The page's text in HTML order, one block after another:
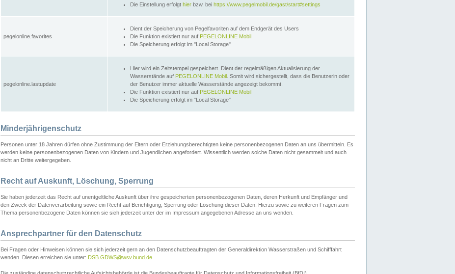
Die Einstellung erfolgt hier bzw. bei https://www.pegelmobil.de/gast/start#settings
pegelonline.favorites
Dient der Speicherung von Pegelfavoriten auf dem Endgerät des Users
Die Funktion existiert nur auf PEGELONLINE Mobil
Die Speicherung erfolgt im "Local Storage"
pegelonline.lastupdate
Hier wird ein Zeitstempel gespeichert. Dient der regelmäßigen Aktualisierung der
Wasserstände auf PEGELONLINE Mobil . Somit wird sichergestellt, dass die Benutzerin oder
der Benutzer immer aktuelle Wasserstände angezeigt bekommt.
Die Funktion existiert nur auf PEGELONLINE Mobil
Die Speicherung erfolgt im "Local Storage"
Minderjährigenschutz
Personen unter 18 Jahren dürfen ohne Zustimmung der Eltern oder Erziehungsberechtigten keine personenbezogenen Daten an uns übermitteln. Es
werden keine personenbezogenen Daten von Kindern und Jugendlichen angefordert. Wissentlich werden solche Daten nicht gesammelt und auch
nicht an Dritte weitergegeben.
Recht auf Auskunft, Löschung, Sperrung
Sie haben jederzeit das Recht auf unentgeltliche Auskunft über ihre gespeicherten personenbezogenen Daten, deren Herkunft und Empfänger und
den Zweck der Datenverarbeitung sowie ein Recht auf Berichtigung, Sperrung oder Löschung dieser Daten. Hierzu sowie zu weiteren Fragen zum
Thema personenbezogene Daten können sie sich jederzeit unter der im Impressum angegebenen Adresse an uns wenden.
Ansprechpartner für den Datenschutz
Bei Fragen oder Hinweisen können sie sich jederzeit gern an den Datenschutzbeauftragten der Generaldirektion Wasserstraßen und Schifffahrt
wenden. Diesen erreichen sie unter: DSB.GDWS@wsv.bund.de